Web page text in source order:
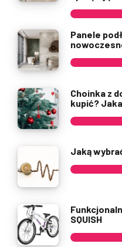
Panele
Choinka z
kupić?
Jaką
SQUISH